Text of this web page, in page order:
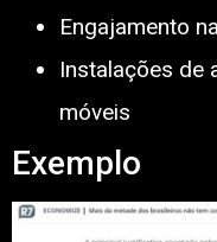
Engajamento
Instalações de
móveis
Exemplo